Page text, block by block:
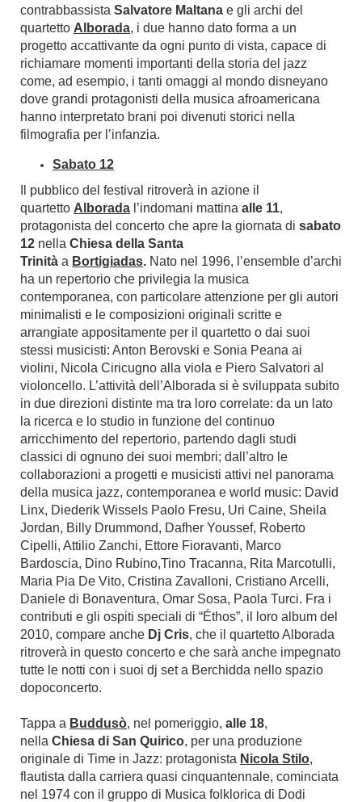
contrabbassista Salvatore Maltana e gli archi del
quartetto Alborada, i due hanno dato forma a un
progetto accattivante da ogni punto di vista, capace di
richiamare momenti importanti della storia del jazz
come, ad esempio, i tanti omaggi al mondo disneyano
dove grandi protagonisti della musica afroamericana
hanno interpretato brani poi divenuti storici nella
filmografia per l’infanzia.
Sabato 12
Il pubblico del festival ritroverà in azione il
quartetto Alborada l’indomani mattina alle 11,
protagonista del concerto che apre la giornata di sabato
12 nella Chiesa della Santa
Trinità a Bortigiadas. Nato nel 1996, l’ensemble d’archi
ha un repertorio che privilegia la musica
contemporanea, con particolare attenzione per gli autori
minimalisti e le composizioni originali scritte e
arrangiate appositamente per il quartetto o dai suoi
stessi musicisti: Anton Berovski e Sonia Peana ai
violini, Nicola Ciricugno alla viola e Piero Salvatori al
violoncello. L’attività dell’Alborada si è sviluppata subito
in due direzioni distinte ma tra loro correlate: da un lato
la ricerca e lo studio in funzione del continuo
arricchimento del repertorio, partendo dagli studi
classici di ognuno dei suoi membri; dall’altro le
collaborazioni a progetti e musicisti attivi nel panorama
della musica jazz, contemporanea e world music: David
Linx, Diederik Wissels Paolo Fresu, Uri Caine, Sheila
Jordan, Billy Drummond, Dafher Youssef, Roberto
Cipelli, Attilio Zanchi, Ettore Fioravanti, Marco
Bardoscia, Dino Rubino,Tino Tracanna, Rita Marcotulli,
Maria Pia De Vito, Cristina Zavalloni, Cristiano Arcelli,
Daniele di Bonaventura, Omar Sosa, Paola Turci. Fra i
contributi e gli ospiti speciali di “Éthos”, il loro album del
2010, compare anche Dj Cris, che il quartetto Alborada
ritroverà in questo concerto e che sarà anche impegnato
tutte le notti con i suoi dj set a Berchidda nello spazio
dopoconcerto.
Tappa a Buddusò, nel pomeriggio, alle 18,
nella Chiesa di San Quirico, per una produzione
originale di Time in Jazz: protagonista Nicola Stilo,
flautista dalla carriera quasi cinquantennale, cominciata
nel 1974 con il gruppo di Musica folklorica di Dodi